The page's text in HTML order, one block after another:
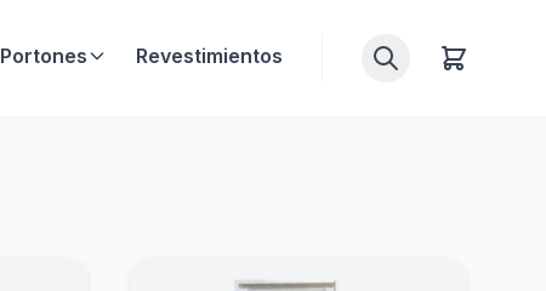
Portones Revestimientos